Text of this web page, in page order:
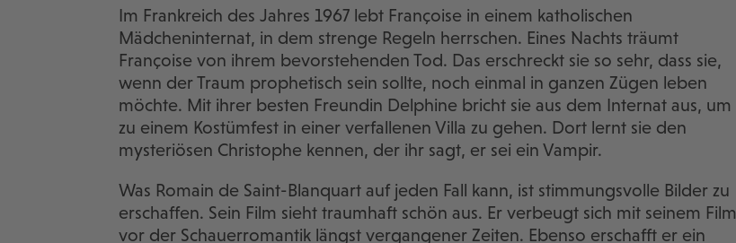
Im Frankreich des Jahres 1967 lebt Françoise in einem katholischen
Mädcheninternat, in dem strenge Regeln herrschen. Eines Nachts träumt
Françoise von ihrem bevorstehenden Tod. Das erschreckt sie so sehr, dass sie,
wenn der Traum prophetisch sein sollte, noch einmal in ganzen Zügen leben
möchte. Mit ihrer besten Freundin Delphine bricht sie aus dem Internat aus, um
zu einem Kostümfest in einer verfallenen Villa zu gehen. Dort lernt sie den
mysteriösen Christophe kennen, der ihr sagt, er sei ein Vampir.
Was Romain de Saint-Blanquart auf jeden Fall kann, ist stimmungsvolle Bilder zu
erschaffen. Sein Film sieht traumhaft schön aus. Er verbeugt sich mit seinem Film
vor der Schauerromantik längst vergangener Zeiten. Ebenso erschafft er ein